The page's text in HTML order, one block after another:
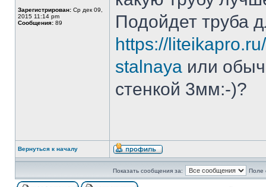
Зарегистрирован: Ср дек 09,
2015 11:14 pm
Сообщения: 89
Подойдет труба
https://
stalnaya или
стенкой 3мм:-)?
Вернуться к началу
Показать сообщения за: Поле